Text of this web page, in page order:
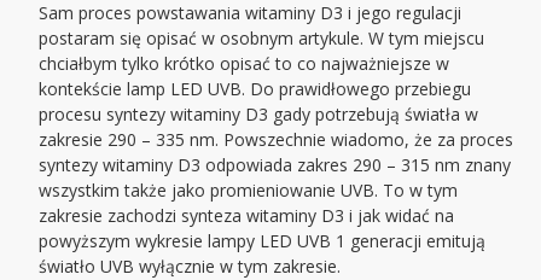
Sam proces powstawania witaminy D3 i jego regulacji
postaram się opisać w osobnym artykule. W tym miejscu
chciałbym tylko krótko opisać to co najważniejsze w
kontekście lamp LED UVB. Do prawidłowego przebiegu
procesu syntezy witaminy D3 gady potrzebują światła w
zakresie 290 – 335 nm. Powszechnie wiadomo, że za proces
syntezy witaminy D3 odpowiada zakres 290 – 315 nm znany
wszystkim także jako promieniowanie UVB. To w tym
zakresie zachodzi synteza witaminy D3 i jak widać na
powyższym wykresie lampy LED UVB 1 generacji emitują
światło UVB wyłącznie w tym zakresie.